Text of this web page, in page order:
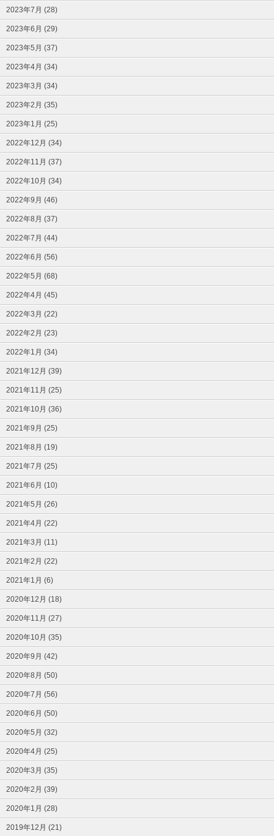
2023年7月 (28)
2023年6月 (29)
2023年5月 (37)
2023年4月 (34)
2023年3月 (34)
2023年2月 (35)
2023年1月 (25)
2022年12月 (34)
2022年11月 (37)
2022年10月 (34)
2022年9月 (46)
2022年8月 (37)
2022年7月 (44)
2022年6月 (56)
2022年5月 (68)
2022年4月 (45)
2022年3月 (22)
2022年2月 (23)
2022年1月 (34)
2021年12月 (39)
2021年11月 (25)
2021年10月 (36)
2021年9月 (25)
2021年8月 (19)
2021年7月 (25)
2021年6月 (10)
2021年5月 (26)
2021年4月 (22)
2021年3月 (11)
2021年2月 (22)
2021年1月 (6)
2020年12月 (18)
2020年11月 (27)
2020年10月 (35)
2020年9月 (42)
2020年8月 (50)
2020年7月 (56)
2020年6月 (50)
2020年5月 (32)
2020年4月 (25)
2020年3月 (35)
2020年2月 (39)
2020年1月 (28)
2019年12月 (21)